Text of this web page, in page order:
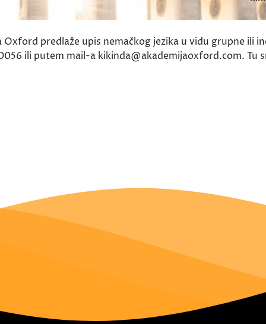
predlaže upis nemačkog jezika u vidu grupne ili
ili putem mail-a kikinda@akademijaoxford.com. Tu